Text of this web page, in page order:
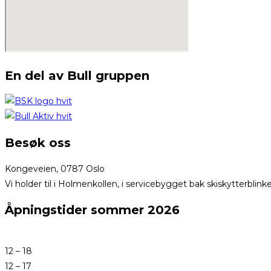
En del av Bull gruppen
Besøk oss
Kongeveien, 0787 Oslo
Vi holder til i Holmenkollen, i servicebygget bak
Åpningstider sommer 2026
12 – 18
12 – 17